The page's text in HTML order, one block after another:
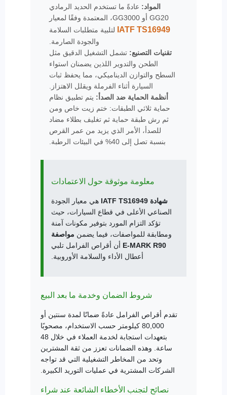
المواد: عادةً ما تستخدم الحديد الرمادي
GG20 أو GG3000، المعتمدة وفقًا لمعيار
IATF TS16949
لتلبية متطلبات السلامة
والجودة الصارمة.
تقنيات التصنيع: تشمل التشغيل الدقيق مثل
الطحن والتدوير اللذين يضمنان استواء
السطح والتوازن الديناميكي، مما يحفظ ثبات
السيارة أثناء الفرملة ويقلل الاهتزاز.
أنظمة الحماية ضد الصدأ: يتم تطبيق نظام
حماية ثلاثي الطبقات: ختم زيت خاص ومن
ثم رش طبقة حماية ثم تغليف بطلاء مضاد
للصدأ، الأمر الذي يزيد من عمر القرص
بنسبة تصل إلى 40% في البيئات الرطبة.
معلومة موثوقة حول الاعتمادات
شهادة IATF TS16949
هي معيار الجودة
الصناعي الأعلى في قطاع السيارات، حيث
تؤكد التزام المورد بتوفير مكونات آمنة
ومطابقة للمواصفات، فيما يضمن مواصفة
E-MARK R90 أن أقراص الفرامل تلبي
أعطال الأداء والسلامة الأوروبية.
شروط الضمان وخدمة ما بعد البيع
تقدم أقراص الفرامل عادةً ضمانًا لمدة سنتين أو
80,000 كيلومتر حسب الاستخدام، مصحوبًا
بتعهدات استجابة لخدمة العملاء في خلال 48
ساعة. وهذه الضمانات تعزز من ثقة المشترين
وتحد من المخاطر التشغيلية التي قد تواجه
الشركات المشترية في عمليات التوريد الكبيرة.
نصائح لتجنب الأخطاء الشائعة عند شراء